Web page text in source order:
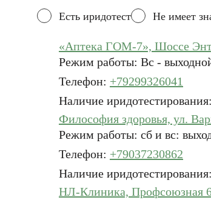
Есть иридотест Не имеет
«Аптека ГОМ-7», Шоссе
Режим работы: Вс -
Телефон: +79299326041
Наличие
Философия здоровья, ул.
Режим работы: сб и вс:
Телефон: +79037230862
Наличие
НЛ-Клиника, Профсоюзная